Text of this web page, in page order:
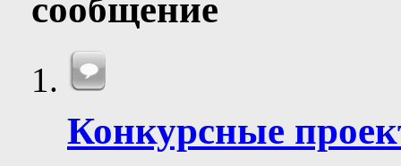
сообщение
Конкурсные